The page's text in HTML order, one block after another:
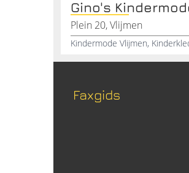
Gino's
Plein 20, Vlijmen
Faxgids